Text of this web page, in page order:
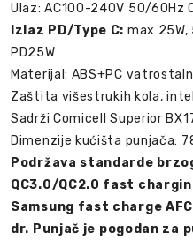
Ulaz: AC100-240V 50/60Hz
Izlaz PD/Type C: max
PD25W
Materijal: ABS+PC
Zaštita višestrukih kola,
Sadrži Comicell Superior
Dimenzije kućišta punjača:
Podržava standarde
QC3.0/QC2.0 fast
Samsung fast charge
dr. Punjač je pogodan za